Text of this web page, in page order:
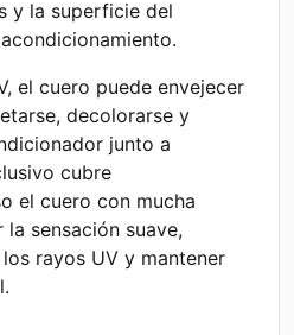
y la superficie del
el cuero puede envejecer
decolorarse y
junto a
cubre
el cuero con mucha
sensación suave,
rayos UV y mantener